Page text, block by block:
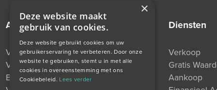
aanbod
Verkocht
Verhuurd
Beschikbaar
diensten
Verkoop
Gratis
Aankoop
×
Deze website maakt
gebruik van cookies.
Deze website gebruikt cookies om uw
gebruikerservaring te verbeteren. Door onze
website te gebruiken, stemt u in met alle
cookies in overeenstemming met ons
Cookiebeleid. Lees verder